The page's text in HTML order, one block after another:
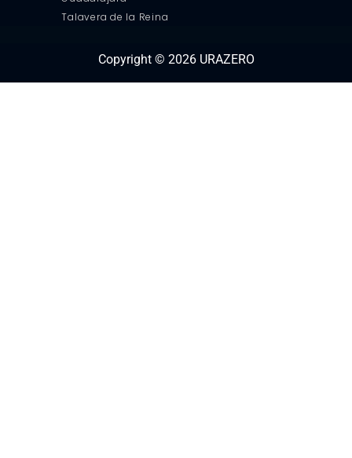
Talavera de la Reina
Copyright © 2026 URAZERO